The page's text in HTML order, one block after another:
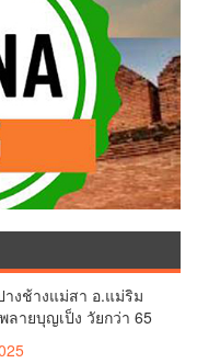
งช้างแม่สา อ.แม่ริม
ลายบุญเป็ง วัยกว่า 65
ชรา เพื่อพักผ่อนเต็มที่